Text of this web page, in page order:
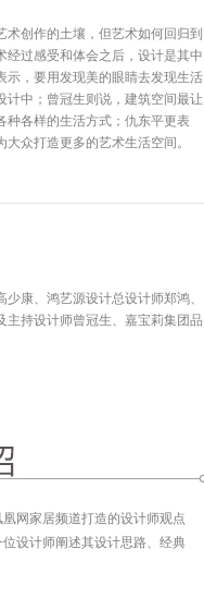
术创作的土壤，但艺术如何回归到
经过感受和体会之后，设计是其中
示，要用发现美的眼睛去发现生活
计中；曾冠生则说，建筑空间最让
种各样的生活方式；仇东平更表
众打造更多的艺术生活空间。
康、鸿艺源设计总设计师郑鸿、
主持设计师曾冠生、嘉宝莉集团品
网家居频道打造的设计师观点
设计师阐述其设计思路、经典